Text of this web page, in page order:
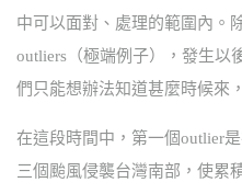
中可以面對、處理的範圍內。
outliers（極端例子），發生以
們只能想辦法知道甚麼時候來
在這段時間中，第一個outlier
三個颱風侵襲台灣南部，使累